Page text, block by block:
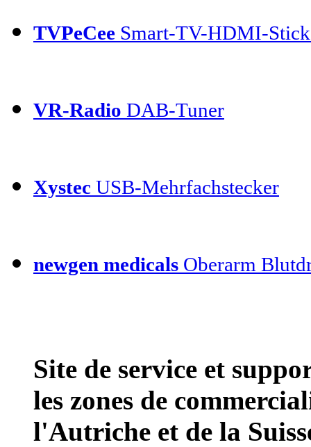
TVPeCee Smart-TV-HDMI-
VR-Radio DAB-Tuner
Xystec USB-Mehrfachstecker
newgen medicals Oberarm
Site de service et
les zones de
l'Autriche et de la